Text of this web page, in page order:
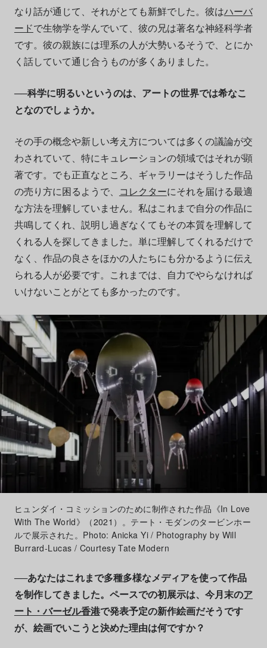
なり話が通じて、それがとても新鮮でした。彼はハーバ
ードで生物学を学んでいて、彼の兄は著名な神経科学者
です。彼の親族には理系の人が大勢いるそうで、とにか
く話していて通じ合うものが多くありました。
──科学に明るいというのは、アートの世界では希なこ
となのでしょうか。
その手の概念や新しい考え方については多くの議論が交
わされていて、特にキュレーションの領域ではそれが顕
著です。でも正直なところ、ギャラリーはそうした作品
の売り方に困るようで、 コレクターにそれを届ける最適
な方法を理解していません。私はこれまで自分の作品に
共鳴してくれ、説明し過ぎなくてもその本質を理解して
くれる人を探してきました。単に理解してくれるだけで
なく、作品の良さをほかの人たちにも分かるように伝え
られる人が必要です。これまでは、自力でやらなければ
いけないことがとても多かったのです。
ヒュンダイ・コミッションのために制作された作品《In Love
With The World》（2021）。テート・モダンのタービンホー
ルで展示された。Photo: Anicka Yi / Photography by Will
Burrard-Lucas / Courtesy Tate Modern
──あなたはこれまで多種多様なメディアを使って作品
を制作してきました。ペースでの初展示は、今月末のア
ート・バーゼル香港で発表予定の新作絵画だそうです
が、絵画でいこうと決めた理由は何ですか？